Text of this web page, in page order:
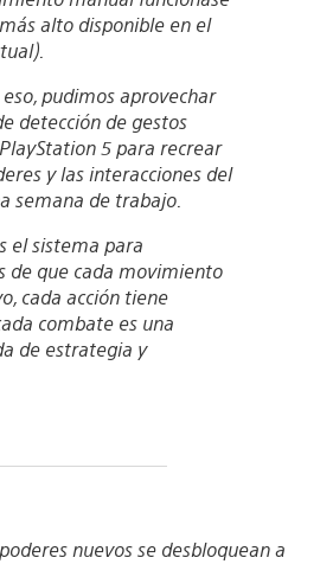
alto disponible en el
pudimos aprovechar
detección de gestos
5 para recrear
y las interacciones del
semana de trabajo.
el sistema para
de que cada movimiento
cada acción tiene
combate es una
de estrategia y
nuevos se desbloquean a